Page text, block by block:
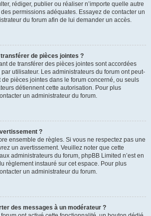
rédiger, publier ou réaliser n’importe quelle autre
permissions adéquates. Essayez de contacter un
du forum afin de lui demander un accès.
de pièces jointes ?
de transférer des pièces jointes sont accordées
utilisateur. Les administrateurs du forum ont peut-
pièces jointes dans le forum concerné, ou seuls
détiennent cette autorisation. Pour plus
un administrateur du forum.
?
ensemble de règles. Si vous ne respectez pas une
un avertissement. Veuillez noter que cette
administrateurs du forum, phpBB Limited n’est en
règlement instauré sur cet espace. Pour plus
un administrateur du forum.
des messages à un modérateur ?